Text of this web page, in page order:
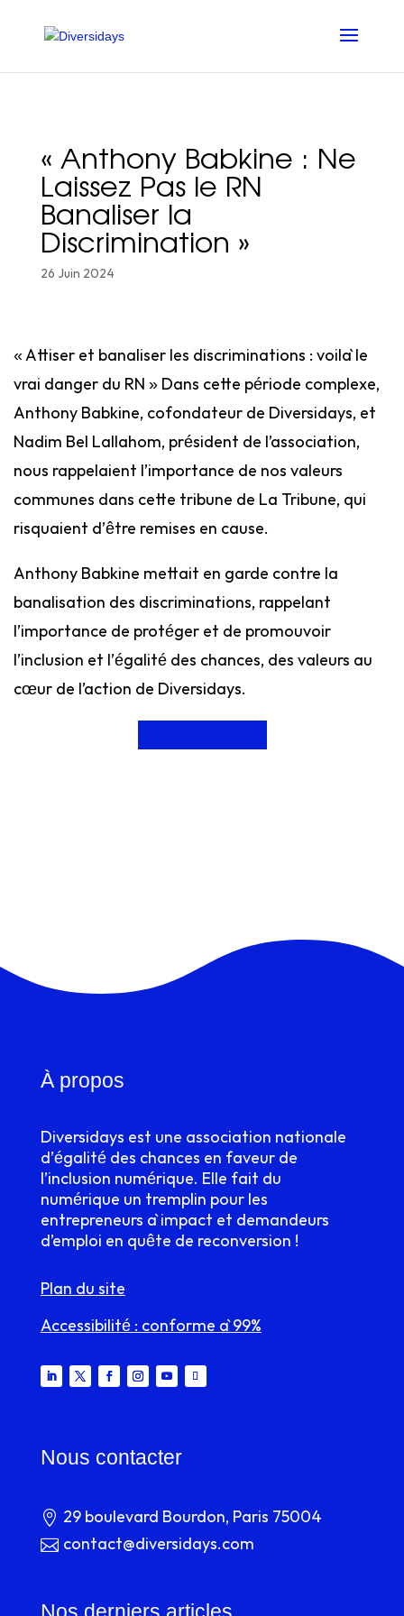
principal
« Anthony Babkine : Ne
Laissez Pas le RN
Banaliser la
Discrimination »
26 Juin 2024
« Attiser et banaliser les discriminations : voilà le
vrai danger du RN » Dans cette période complexe,
Anthony Babkine, cofondateur de Diversidays, et
Nadim Bel Lallahom, président de l’association,
nous rappelaient l’importance de nos valeurs
communes dans cette tribune de La Tribune, qui
risquaient d’être remises en cause.
Anthony Babkine mettait en garde contre la
banalisation des discriminations, rappelant
l’importance de protéger et de promouvoir
l’inclusion et l’égalité des chances, des valeurs au
cœur de l’action de Diversidays.
À propos
Diversidays est une association nationale
d’égalité des chances en faveur de
l’inclusion numérique. Elle fait du
numérique un tremplin pour les
entrepreneurs à impact et demandeurs
d’emploi en quête de reconversion !
Plan du site
Accessibilité : conforme à 99%
Nous contacter
 29 boulevard Bourdon, Paris 75004
 contact@diversidays.com